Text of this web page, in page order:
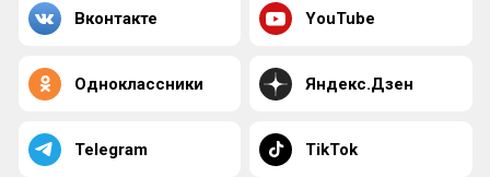
Вконтакте YouTube
Одноклассники Яндекс.Дзен
Telegram TikTok